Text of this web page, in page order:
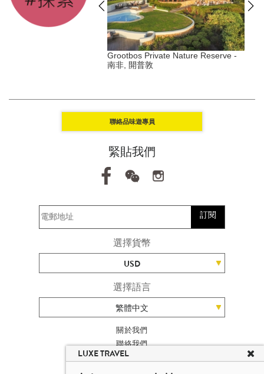
Grootbos Private Nature Reserve -
南非, 開普敦
聯絡品味遊專員
緊貼我們
訂閱
選擇貨幣
USD
選擇語言
繁體中文
關於我們
聯絡我們
加入我們
旅遊網站地圖
LUXE TRAVEL